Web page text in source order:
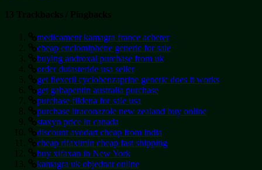
medicament kamagra france acheter
cheap enclomiphene generic for sale
buying androxal purchase from uk
order dutasteride usa seller
get flexeril cyclobenzaprine generic does it works
get gabapentin australia purchase
purchase fildena for sale usa
purchase itraconazole new zealand buy online
staxyn price in canada
discount avodart cheap from india
cheap rifaximin cheap fast shipping
buy xifaxan in New York
kamagra uk objednat online